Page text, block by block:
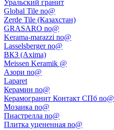
Уральский гранит
Global Tile no@
Zerde Tile (Казахстан)
GRASARO no@
Kerama-marazzi no@
Lasselsberger no@
ВКЗ (Axima)
Meissen Keramik @
Азори no@
Laparet
Керамин no@
Керамогранит Контакт СПб no@
Мозаика no@
Пиастрелла no@
Плитка уцененная no@